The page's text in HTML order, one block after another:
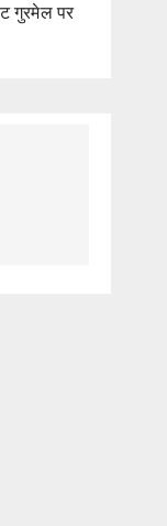
गुरमेल पर